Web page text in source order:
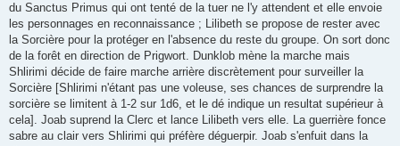
du Sanctus Primus qui ont tenté de la tuer ne l'y attendent et elle envoie
les personnages en reconnaissance ; Lilibeth se propose de rester avec
la Sorcière pour la protéger en l'absence du reste du groupe. On sort donc
de la forêt en direction de Prigwort. Dunklob mène la marche mais
Shlirimi décide de faire marche arrière discrètement pour surveiller la
Sorcière [Shlirimi n'étant pas une voleuse, ses chances de surprendre la
sorcière se limitent à 1-2 sur 1d6, et le dé indique un resultat supérieur à
cela]. Joab suprend la Clerc et lance Lilibeth vers elle. La guerrière fonce
sabre au clair vers Shlirimi qui préfère déguerpir. Joab s'enfuit dans la